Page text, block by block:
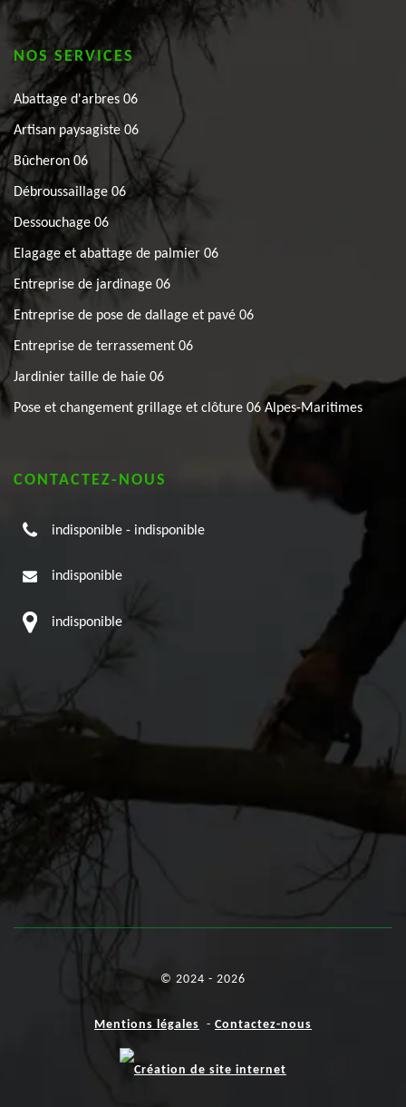
NOS SERVICES
Abattage d'arbres 06
Artisan paysagiste 06
Bûcheron 06
Débroussaillage 06
Dessouchage 06
Elagage et abattage de palmier 06
Entreprise de jardinage 06
Entreprise de pose de dallage et pavé 06
Entreprise de terrassement 06
Jardinier taille de haie 06
Pose et changement grillage et clôture 06 Alpes-Maritimes
CONTACTEZ-NOUS
indisponible - indisponible
indisponible
indisponible
© 2024 - 2026
Mentions légales - Contactez-nous